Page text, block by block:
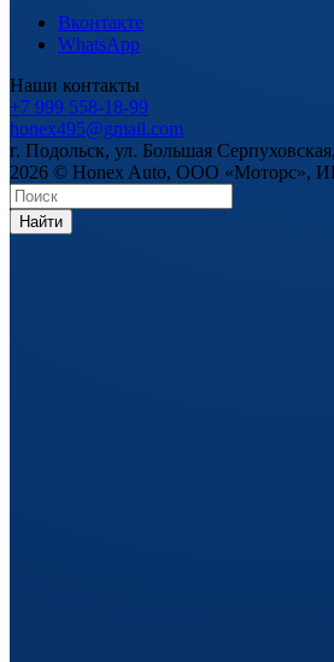
Вконтакте
WhatsApp
Наши контакты
+7 999 558-18-99
honex495@gmail.com
г. Подольск, ул. Большая
2026 © Honex Auto, ООО «Моторс»,
Найти